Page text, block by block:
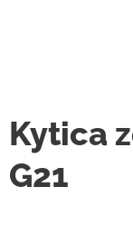
Kytica
G21